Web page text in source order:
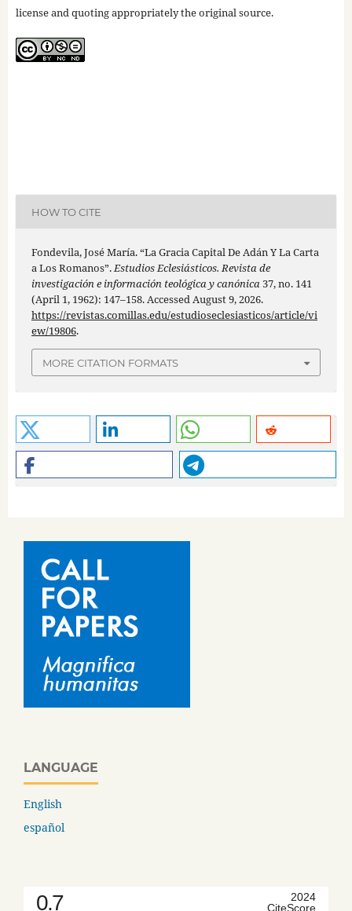
license and quoting appropriately the original source.
HOW TO CITE
Fondevila, José María. “La Gracia Capital De Adán Y La Carta
a Los Romanos”.Estudios Eclesiásticos. Revista de
investigación e información teológica y canónica37, no. 141
(April 1, 1962): 147–158. Accessed August 9, 2026.
https://revistas.comillas.edu/estudioseclesiasticos/article/vi
ew/19806.
MORE CITATION FORMATS
LANGUAGE
English
español
0.7
2024
CiteScore